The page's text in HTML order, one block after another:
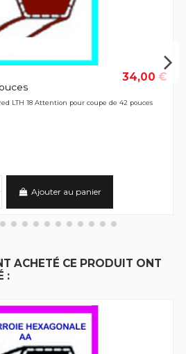
34,00 €
LTH 18 Attention pour coupe de 42 pouces
Ajouter au panier
ACHETÉ CE PRODUIT ONT
: